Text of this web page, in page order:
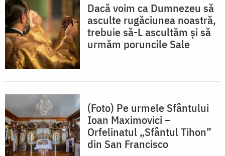
Dacă voim ca Dumnezeu să
asculte rugăciunea noastră,
trebuie să-L ascultăm și să
urmăm poruncile Sale
(Foto) Pe urmele Sfântului
Ioan Maximovici –
Orfelinatul „Sfântul Tihon”
din San Francisco